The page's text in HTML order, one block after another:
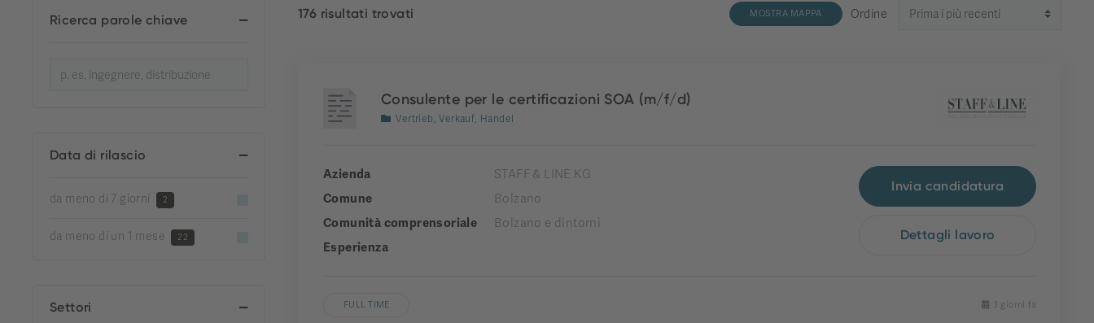
Ricerca parole chiave
Data di rilascio
da meno di 7 giorni 2
da meno di un 1 mese 22
Settori
176 risultati trovati MOSTRA MAPPA Ordine
Consulente per le certificazioni SOA (m/f/d)
Vertrieb, Verkauf, Handel
Azienda
STAFF & LINE KG
Comune
Bolzano
Comunità comprensoriale
Bolzano e dintorni
Esperienza
Invia candidatura
Dettagli lavoro
FULL TIME 3 giorni fa